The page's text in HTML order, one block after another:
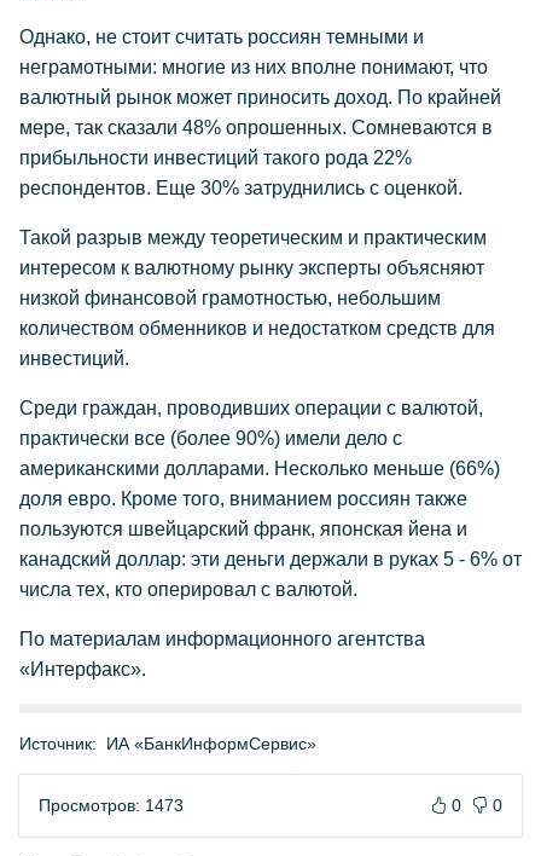
Однако, не стоит считать россиян темными и
неграмотными: многие из них вполне понимают, что
валютный рынок может приносить доход. По крайней
мере, так сказали 48% опрошенных. Сомневаются в
прибыльности инвестиций такого рода 22%
респондентов. Еще 30% затруднились с оценкой.
Такой разрыв между теоретическим и практическим
интересом к валютному рынку эксперты объясняют
низкой финансовой грамотностью, небольшим
количеством обменников и недостатком средств для
инвестиций.
Среди граждан, проводивших операции с валютой,
практически все (более 90%) имели дело с
американскими долларами. Несколько меньше (66%)
доля евро. Кроме того, вниманием россиян также
пользуются швейцарский франк, японская йена и
канадский доллар: эти деньги держали в руках 5 - 6% от
числа тех, кто оперировал с валютой.
По материалам информационного агентства
«Интерфакс».
Источник: ИА «БанкИнформСервис»
Просмотров: 1473 0 0